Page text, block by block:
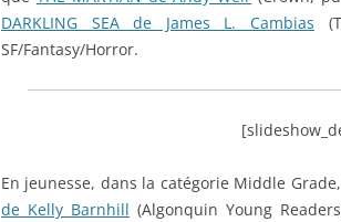
DARKLING SEA de James L. Cambias
SF/Fantasy/Horror.
En jeunesse, dans la catégorie Middle
de Kelly Barnhill (Algonquin Young